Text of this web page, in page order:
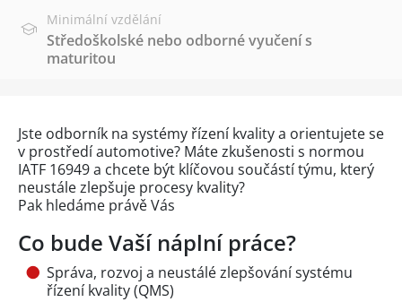
Minimální vzdělání
Středoškolské nebo odborné vyučení s
maturitou
Jste odborník na systémy řízení kvality a orientujete se
v prostředí automotive? Máte zkušenosti s normou
IATF 16949 a chcete být klíčovou součástí týmu, který
neustále zlepšuje procesy kvality?
Pak hledáme právě Vás
Co bude Vaší náplní práce?
Správa, rozvoj a neustálé zlepšování systému
řízení kvality (QMS)